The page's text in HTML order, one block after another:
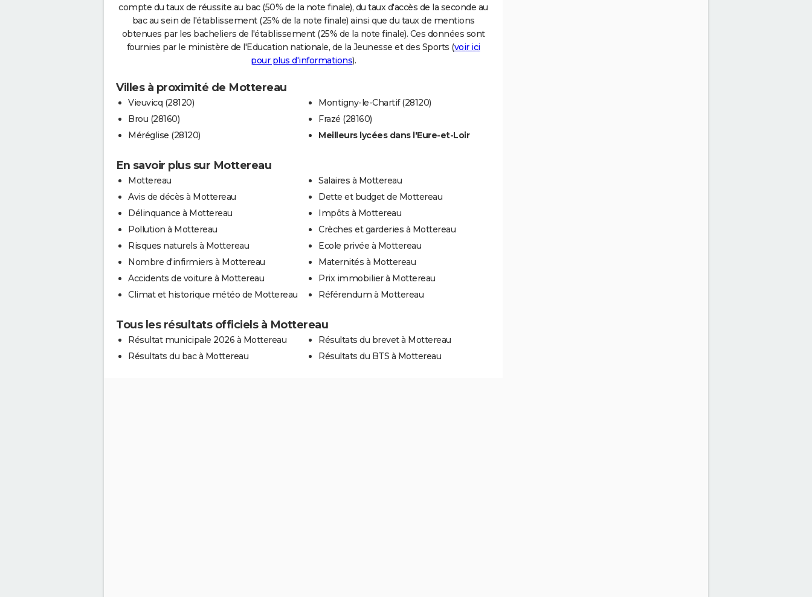
compte du taux de réussite au bac (50% de la note finale), du taux d'accès de la seconde au
bac au sein de l'établissement (25% de la note finale) ainsi que du taux de mentions
obtenues par les bacheliers de l'établissement (25% de la note finale). Ces données sont
fournies par le ministère de l'Education nationale, de la Jeunesse et des Sports (voir ici
pour plus d'informations).
Villes à proximité de Mottereau
Vieuvicq (28120)
Brou (28160)
Méréglise (28120)
Montigny-le-Chartif (28120)
Frazé (28160)
Meilleurs lycées dans l'Eure-et-Loir
En savoir plus sur Mottereau
Mottereau
Avis de décès à Mottereau
Délinquance à Mottereau
Pollution à Mottereau
Risques naturels à Mottereau
Nombre d'infirmiers à Mottereau
Accidents de voiture à Mottereau
Climat et historique météo de Mottereau
Salaires à Mottereau
Dette et budget de Mottereau
Impôts à Mottereau
Crèches et garderies à Mottereau
Ecole privée à Mottereau
Maternités à Mottereau
Prix immobilier à Mottereau
Référendum à Mottereau
Tous les résultats officiels à Mottereau
Résultat municipale 2026 à Mottereau
Résultats du bac à Mottereau
Résultats du brevet à Mottereau
Résultats du BTS à Mottereau